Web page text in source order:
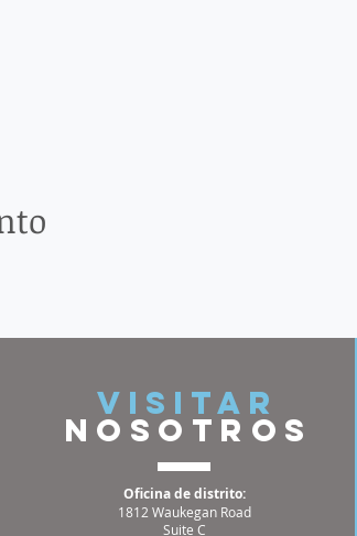
VISITAR
nosotros
Oficina de distrito:
1812 Waukegan Road
Suite C